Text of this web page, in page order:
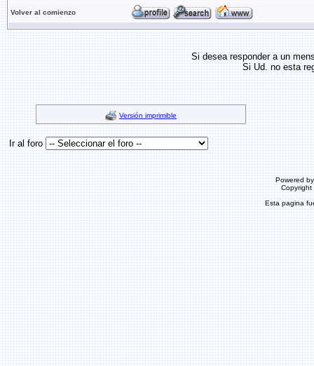
Volver al comienzo
Si desea responder a un
Si Ud. no esta
Versión imprimible
Ir al foro
Powered
Esta pagina